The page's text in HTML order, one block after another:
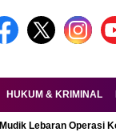
HUKUM & KRIMINAL
Operasi Ketupat